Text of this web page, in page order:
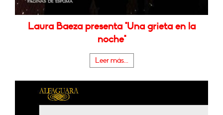
Laura Baeza presenta "Una grieta en la
noche"
Leer más...